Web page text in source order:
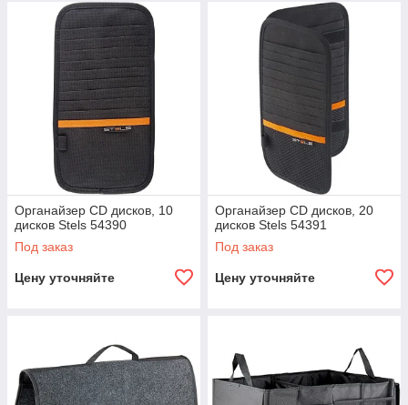
Органайзер CD дисков, 10
дисков Stels 54390
Под заказ
Цену уточняйте
Органайзер CD дисков, 20
дисков Stels 54391
Под заказ
Цену уточняйте